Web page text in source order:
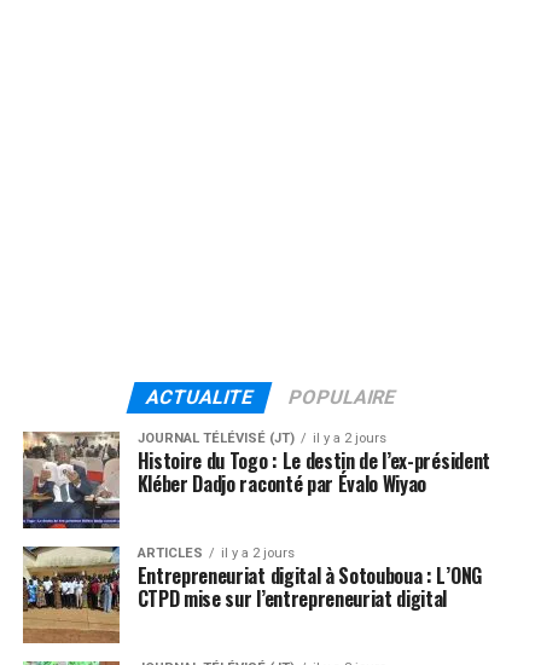
ACTUALITE POPULAIRE
JOURNAL TÉLÉVISÉ (JT) il y a 2 jours
Histoire du Togo : Le destin de l’ex-président
Kléber Dadjo raconté par Évalo Wiyao
ARTICLES il y a 2 jours
Entrepreneuriat digital à Sotouboua : L’ONG
CTPD mise sur l’entrepreneuriat digital